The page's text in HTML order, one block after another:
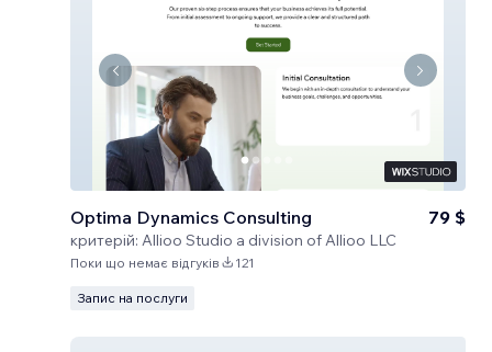
Optima Dynamics Consulting
критерій: Allioo Studio a division of Allioo LLC
79 $
Поки що немає відгуків 121
Запис на послуги